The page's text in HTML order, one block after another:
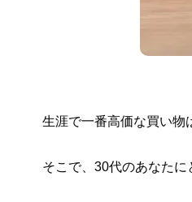
生涯で一番高価な買い物
そこで、30代のあなたに